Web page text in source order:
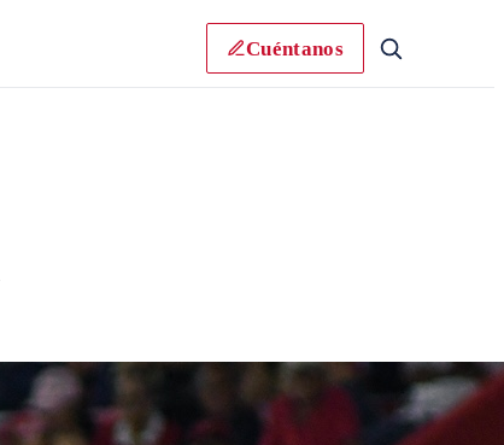
Cuéntanos